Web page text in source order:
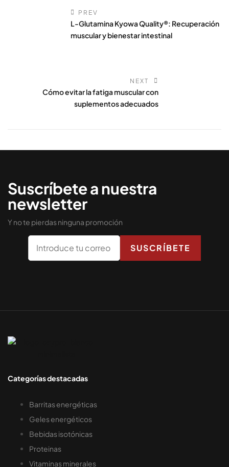
PREV
L-Glutamina Kyowa Quality®: Recuperación
muscular y bienestar intestinal
NEXT
Cómo evitar la fatiga muscular con
suplementos adecuados
Suscríbete a nuestra
newsletter
Y no te pierdas ninguna promoción
Categorías destacadas
Barritas energéticas
Geles energéticos
Bebidas isotónicas
Proteinas
Vitaminas minerales